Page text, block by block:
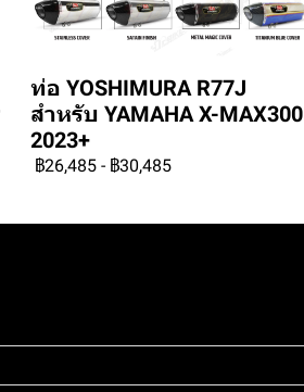
ท่อ YOSHIMURA R77J
สำหรับ YAMAHA X-MAX300
2023+
฿26,485 - ฿30,485